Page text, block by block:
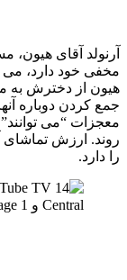
آرنولد آقای هیون،
مخفی خود دارد،
جمع کردن دوباره
معجزات “می
روند. ارزش
را دارد.